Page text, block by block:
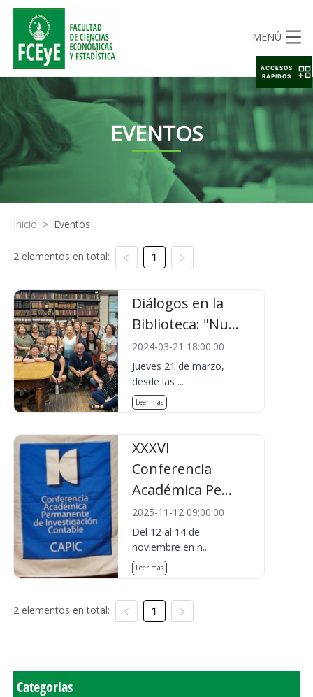
MENÚ
EVENTOS
Inicio > Eventos
2 elementos en total: 1
Diálogos en la
Biblioteca: "Nu...
2024-03-21 18:00:00
Jueves 21 de marzo,
desde las ...
Leer más
XXXVI
Conferencia
Académica Pe...
2025-11-12 09:00:00
Del 12 al 14 de
noviembre en n...
Leer más
2 elementos en total: 1
Categorías
ACCESOS
RAPIDOS